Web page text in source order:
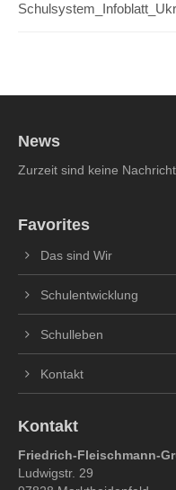
News
Zurzeit sind keine
Favorites
Das sind Wir
Schulentwicklung
Schulleben
Kontakt
Kontakt
Friedrich-Fleischmann-
Ludwigstr. 29